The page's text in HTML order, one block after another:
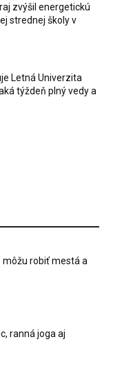
zvýšil energetickú
strednej školy v
Letná Univerzita
týždeň plný vedy a
môžu robiť mestá a
ranná joga aj